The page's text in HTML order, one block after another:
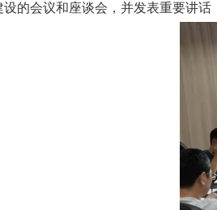
的会议和座谈会，并发表重要讲